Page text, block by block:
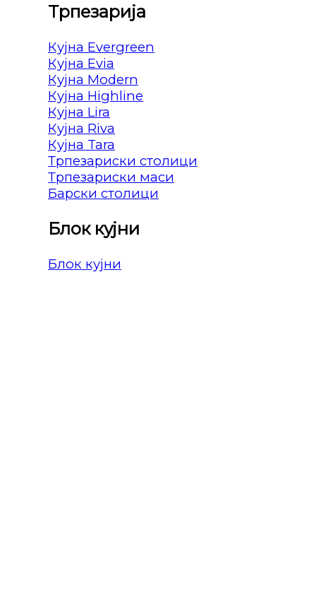
Трпезарија
Кујна Evergreen
Кујна Evia
Кујна Modern
Кујна Highline
Кујна Lira
Кујна Riva
Кујна Tara
Трпезариски столици
Трпезариски маси
Барски столици
Блок кујни
Блок кујни